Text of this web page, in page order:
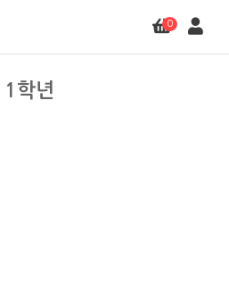
0
1학년